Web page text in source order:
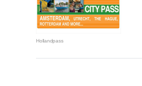
Hollandpass